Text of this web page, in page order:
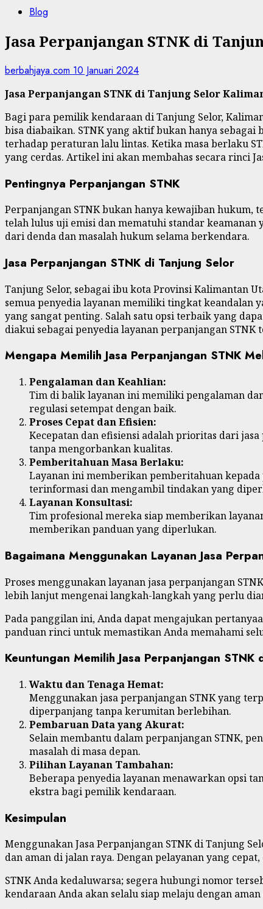
Blog
Jasa Perpanjangan STNK di
berbahjaya.com 10 Januari 2024
Jasa Perpanjangan STNK di Tanjung Selor
Bagi para pemilik kendaraan di Tanjung Selor,
bisa diabaikan. STNK yang aktif bukan hanya
terhadap peraturan lalu lintas. Ketika masa berlaku
yang cerdas. Artikel ini akan membahas secara rinci
Pentingnya Perpanjangan STNK
Perpanjangan STNK bukan hanya kewajiban
telah lulus uji emisi dan mematuhi standar
dari denda dan masalah hukum selama berkendara.
Jasa Perpanjangan STNK di Tanjung Selor
Tanjung Selor, sebagai ibu kota Provinsi Kalimantan
semua penyedia layanan memiliki tingkat keandalan
yang sangat penting. Salah satu opsi terbaik yang
diakui sebagai penyedia layanan perpanjangan STNK
Mengapa Memilih Jasa Perpanjangan STNK
Pengalaman dan Keahlian:
Tim di balik layanan ini memiliki pengalaman
regulasi setempat dengan baik.
Proses Cepat dan Efisien:
Kecepatan dan efisiensi adalah prioritas dari
tanpa mengorbankan kualitas.
Pemberitahuan Masa Berlaku:
Layanan ini memberikan pemberitahuan
terinformasi dan mengambil tindakan yang
Layanan Konsultasi:
Tim profesional mereka siap memberikan
memberikan panduan yang diperlukan.
Bagaimana Menggunakan Layanan Jasa
Proses menggunakan layanan jasa perpanjangan
lebih lanjut mengenai langkah-langkah yang perlu
Pada panggilan ini, Anda dapat mengajukan
panduan rinci untuk memastikan Anda memahami
Keuntungan Memilih Jasa Perpanjangan STNK
Waktu dan Tenaga Hemat:
Menggunakan jasa perpanjangan STNK yang
diperpanjang tanpa kerumitan berlebihan.
Pembaruan Data yang Akurat:
Selain membantu dalam perpanjangan STNK,
masalah di masa depan.
Pilihan Layanan Tambahan:
Beberapa penyedia layanan menawarkan opsi
ekstra bagi pemilik kendaraan.
Kesimpulan
Menggunakan Jasa Perpanjangan STNK di Tanjung
dan aman di jalan raya. Dengan pelayanan yang
STNK Anda kedaluwarsa; segera hubungi nomor
kendaraan Anda akan selalu siap melaju dengan